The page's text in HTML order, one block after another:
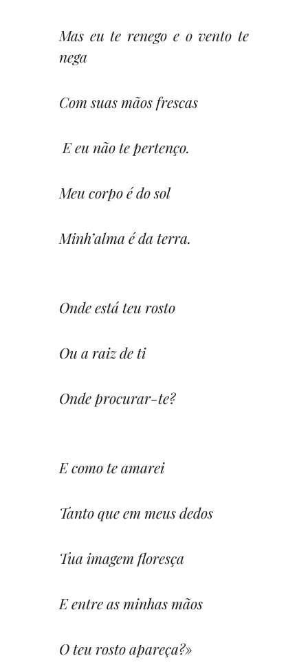
Mas eu te renego e o vento te
nega
Com suas mãos frescas
E eu não te pertenço.
Meu corpo é do sol
Minh’alma é da terra.
Onde está teu rosto
Ou a raiz de ti
Onde procurar-te?
E como te amarei
Tanto que em meus dedos
Tua imagem floresça
E entre as minhas mãos
O teu rosto apareça?»